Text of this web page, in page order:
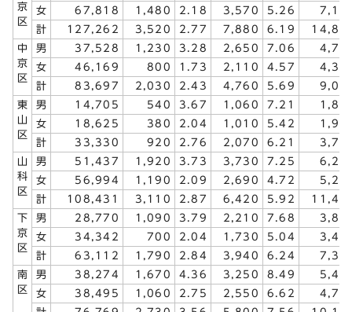
京
区
女
67,818 1,480 2.18 3,570 5.26
計
127,262 3,520 2.77 7,880 6.19
中
京
区
男 37,528 1,230 3.28 2,650 7.06
女
46,169 800 1.73 2,110 4.57
計
83,697 2,030 2.43 4,760 5.69
東
山
区
男 14,705 540 3.67 1,060 7.21
女
18,625 380 2.04 1,010 5.42
計
33,330 920 2.76 2,070 6.21
山
科
区
男 51,437 1,920 3.73 3,730 7.25
女
56,994 1,190 2.09 2,690 4.72
計
108,431 3,110 2.87 6,420 5.92
下
京
区
男 28,770 1,090 3.79 2,210 7.68
女
34,342 700 2.04 1,730 5.04
計
63,112 1,790 2.84 3,940 6.24
南
区
男 38,274 1,670 4.36 3,250 8.49
女
38,495 1,060 2.75 2,550 6.62